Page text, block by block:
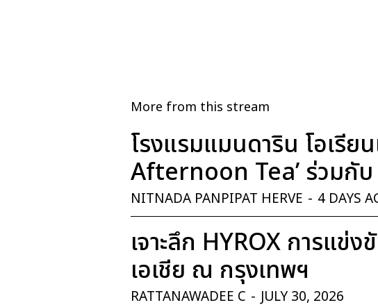
More from this stream
โรงแรมแมนดาริน โอเรี
Afternoon Tea’ ร่วมกั
NITNADA PANPIPAT HERVE - 4 DAYS
เจาะลึก HYROX การแข่
เอเชีย ณ กรุงเทพฯ
RATTANAWADEE C - JULY 30, 2026